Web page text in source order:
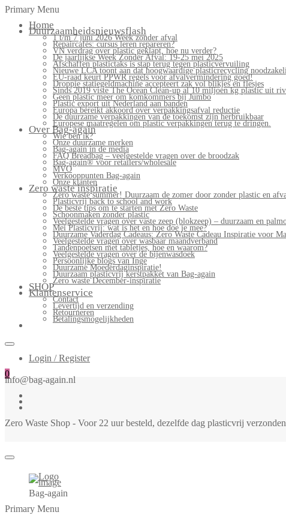
Primary Menu
Home
Duurzaamheidsnieuwsflash
1 t/m 7 juni 2026 Week zonder afval
Repaircafés: cursus leren repareren?
VN verdrag over plastic geklapt, hoe nu verder?
De jaarlijkse Week Zonder Afval: 19-25 mei 2025
Afschaffen plastictaks is stap terug tegen plasticvervuiling
Nieuwe LCA toont aan dat hoogwaardige plasticrecycling
EU-raad keurt PPWR regels voor afvalvermindering goed!
Droppie statiegeldmachine accepteert zak vol blikjes en flesjes
Sinds 2019 viste The Ocean Clean-up al 10 miljoen kg plastic uit
Geen plastic meer om komkommers bij Jumbo
Plastic export uit Nederland aan banden
Europa bereikt akkoord over verpakkingsafval reductie
De duurzame verpakkingen van de toekomst zijn herbruikbaar
Europese maatregelen om plastic verpakkingen terug te dringen.
Over Bag-again
Wie ben ik?
Onze duurzame merken
Bag-again in de media
FAQ Breadbag – veelgestelde vragen over de broodzak
Bag-again® voor retailers/wholesale
MVO
Verkooppunten Bag-again
Onze klanten
Zero waste inspiratie
Zero waste summer! Duurzaam de zomer door zonder plastic en
Plasticvrij back to school and work
De beste tips om te starten met Zero Waste
Schoonmaken zonder plastic
Veelgestelde vragen over vaste zeep (blokzeep) – duurzaam en
Mei Plasticvrij: wat is het en hoe doe je mee?
Duurzame Vaderdag Cadeaus: Zero Waste Cadeau Inspiratie voor
Veelgestelde vragen over wasbaar maandverband
Tandenpoetsen met tabletjes, hoe en waarom?
Veelgestelde vragen over de bijenwasdoek
Persoonlijke blogs van Inge
Duurzame Moederdaginspiratie!
Duurzaam plasticvrij kerstpakket van Bag-again
Zero waste December-inspiratie
SHOP
Klantenservice
Contact
Levertijd en verzending
Retourneren
Betalingsmogelijkheden
Login / Register
0
info@bag-again.nl
Zero Waste Shop - Voor 22 uur besteld, dezelfde dag plasticvrij
Bag-again
Primary Menu